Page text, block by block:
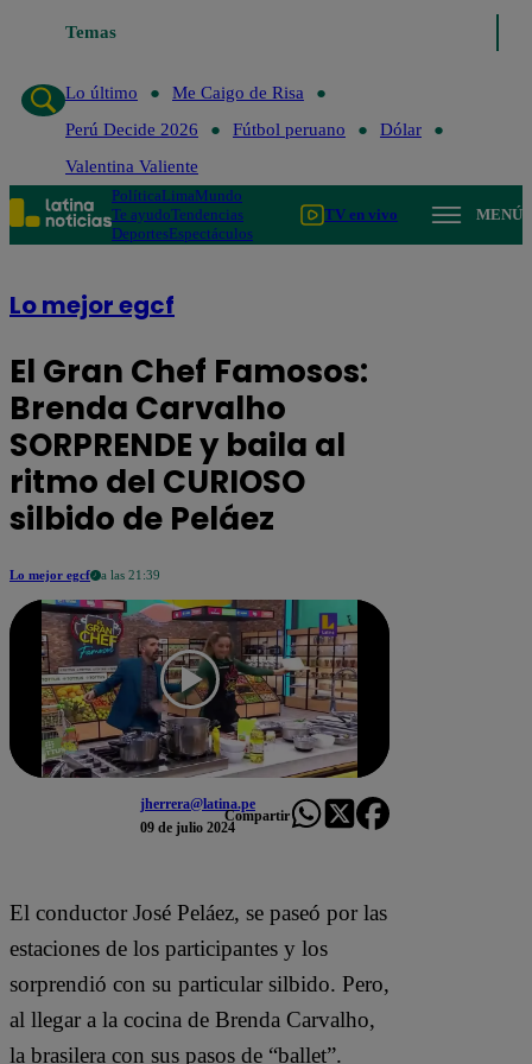
Temas
de Risa Perú Decide 2026
Lo último
Me Caigo de Risa
Perú Decide 2026
Fútbol peruano
Dólar
Valentina Valiente
PolíticaLimaMundo
Te ayudoTendencias
DeportesEspectáculos
TV en vivo MENÚ
Lo mejor egcf
El Gran Chef Famosos:
Brenda Carvalho
SORPRENDE y baila al
ritmo del CURIOSO
silbido de Peláez
Lo mejor egcf a las 21:39
jherrera@latina.pe
09 de julio 2024
Compartir
El conductor José Peláez, se paseó por las
estaciones de los participantes y los
sorprendió con su particular silbido. Pero,
al llegar a la cocina de Brenda Carvalho,
la brasilera con sus pasos de “ballet”.